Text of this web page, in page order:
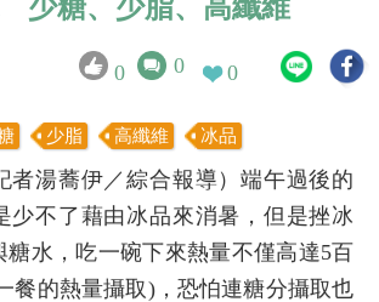
少糖、少脂、高纖維
0 0 0
少脂 高纖維 冰品
者湯蕎伊／綜合報導）端午過後的
少不了藉由冰品來消暑，但是挫冰
糖水，吃一碗下來熱量不僅高達5百
餐的熱量攝取)，恐怕連糖分攝取也